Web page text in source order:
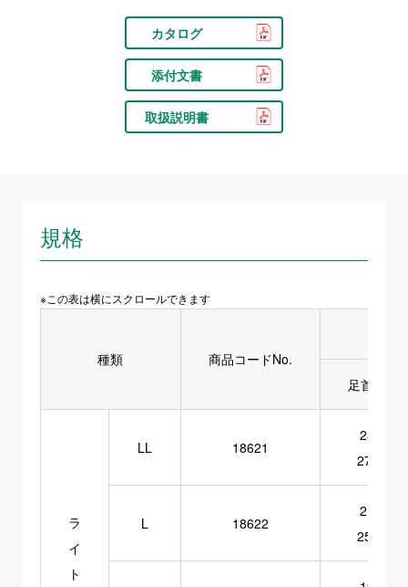
カタログ
添付文書
取扱説明書
規格
※この表は横にスクロールできます
種類
商品コードNo.
足首周囲
ラ
イ
ト
LL 18621
23～
27cm
L 18622
21～
25cm